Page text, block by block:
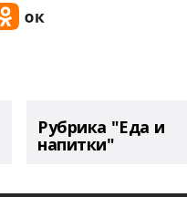
Рубрика "Еда и
напитки"